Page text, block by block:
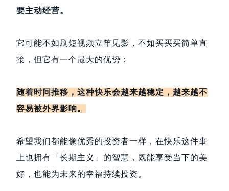
要主动经营。
它可能不如刷短视频立竿见影，不如买买买简单直
接，但它有一个最大的优势：
随着时间推移，这种快乐会越来越稳定，越来越不
容易被外界影响。
希望我们都能像优秀的投资者一样，在快乐这件事
上也拥有「长期主义」的智慧，既能享受当下的美
好，也能为未来的幸福持续投资。